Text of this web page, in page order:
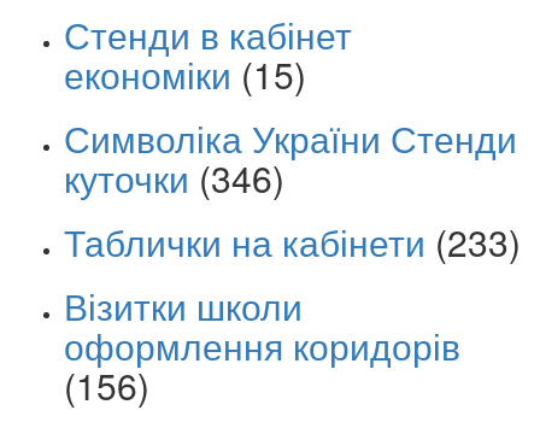
Стенди в кабінет
економіки (15)
Символіка України Стенди
куточки (346)
Таблички на кабінети (233)
Візитки школи
оформлення коридорів
(156)